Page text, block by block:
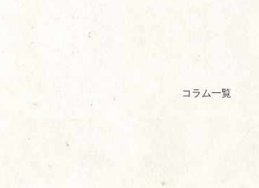
コラム一覧